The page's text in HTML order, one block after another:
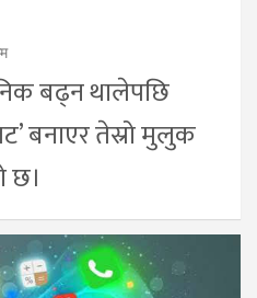
बढ्न थालेपछि
बनाएर तेस्रो मुलुक
छ।